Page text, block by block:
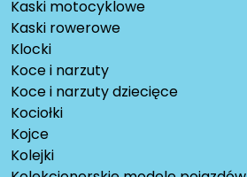
Kaski motocyklowe
Kaski rowerowe
Klocki
Koce i narzuty
Koce i narzuty dziecięce
Kociołki
Kojce
Kolejki